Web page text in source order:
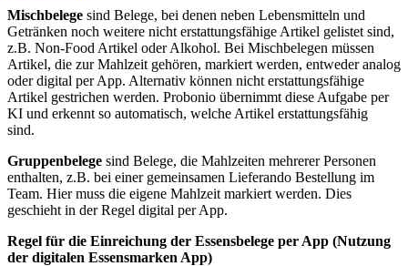
Mischbelege sind Belege, bei denen neben Lebensmitteln und
Getränken noch weitere nicht erstattungsfähige Artikel gelistet sind,
z.B. Non-Food Artikel oder Alkohol. Bei Mischbelegen müssen
Artikel, die zur Mahlzeit gehören, markiert werden, entweder analog
oder digital per App. Alternativ können nicht erstattungsfähige
Artikel gestrichen werden. Probonio übernimmt diese Aufgabe per
KI und erkennt so automatisch, welche Artikel erstattungsfähig
sind.
Gruppenbelege sind Belege, die Mahlzeiten mehrerer Personen
enthalten, z.B. bei einer gemeinsamen Lieferando Bestellung im
Team. Hier muss die eigene Mahlzeit markiert werden. Dies
geschieht in der Regel digital per App.
Regel für die Einreichung der Essensbelege per App (Nutzung
der digitalen Essensmarken App)